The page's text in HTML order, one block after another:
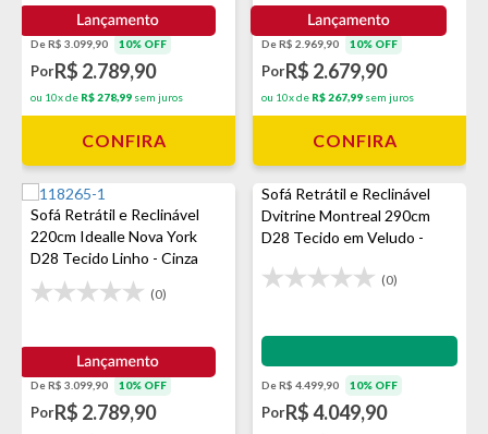
De R$ 3.099,90 10% OFF
PorR$ 2.789,90
ou 10x de R$ 278,99 sem juros
CONFIRA
De R$ 2.969,90 10% OFF
PorR$ 2.679,90
ou 10x de R$ 267,99 sem juros
CONFIRA
Sofá Retrátil e Reclinável
220cm Idealle Nova York
D28 Tecido Linho - Cinza
(0)
De R$ 3.099,90 10% OFF
PorR$ 2.789,90
Sofá Retrátil e Reclinável
Dvitrine Montreal 290cm
D28 Tecido em Veludo -
(0)
Impermeabilização - VEDA
De R$ 4.499,90 10% OFF
PorR$ 4.049,90